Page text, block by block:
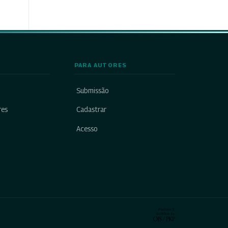
PARA AUTORES
Submissão
Cadastrar
Acesso